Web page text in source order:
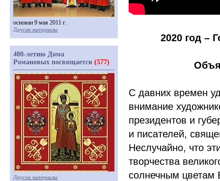
2020 год –
С давних времен
внимание
президентов и
и писателей,
Неслучайно, что
творчества
солнечным цветам
основан 9 мая 2011 г.
Другие материалы
400-летию Дома
Романовых посвящается (577)
Другие материалы